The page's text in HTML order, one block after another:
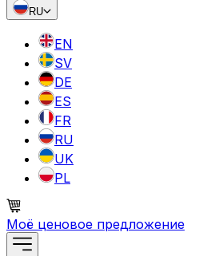
RU
EN
SV
DE
ES
FR
RU
UK
PL
Моё ценовое предложение